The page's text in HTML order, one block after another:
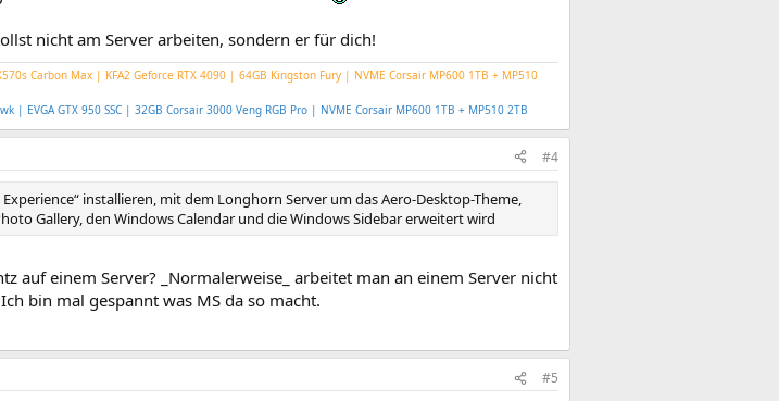
nicht am Server arbeiten, sondern er für dich!
Carbon Max | KFA2 Geforce RTX 4090 | 64GB Kingston Fury | NVME Corsair MP600 1TB + MP510
| EVGA GTX 950 SSC | 32GB Corsair 3000 Veng RGB Pro | NVME Corsair MP600 1TB + MP510 2TB
#4
installieren, mit dem Longhorn Server um das Aero-Desktop-Theme,
Gallery, den Windows Calendar und die Windows Sidebar erweitert wird
auf einem Server? _Normalerweise_ arbeitet man an einem Server nicht
bin mal gespannt was MS da so macht.
#5